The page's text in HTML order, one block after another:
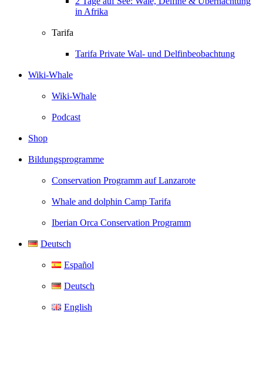
in Afrika
Tarifa
Tarifa Private Wal- und Delfinbeobachtung
Wiki-Whale
Wiki-Whale
Podcast
Shop
Bildungsprogramme
Conservation Programm auf Lanzarote
Whale and dolphin Camp Tarifa
Iberian Orca Conservation Programm
Deutsch
Español
Deutsch
English